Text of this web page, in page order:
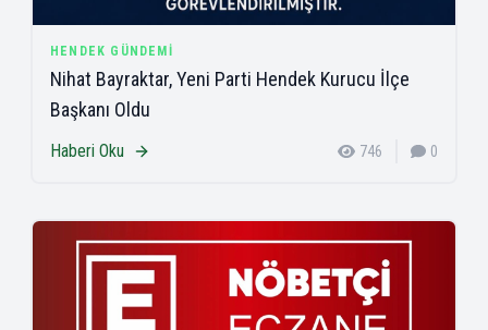
HENDEK GÜNDEMI
Nihat Bayraktar, Yeni Parti Hendek Kurucu İlçe
Başkanı Oldu
Haberi Oku 746 0